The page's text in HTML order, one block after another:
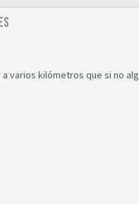
varios kilómetros que si no